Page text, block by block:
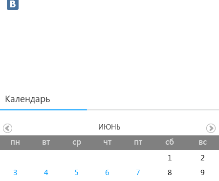
Календарь
пн вт ср чт пт сб вс
1
2
3
4 5 6 7 8
9
ИЮНЬ